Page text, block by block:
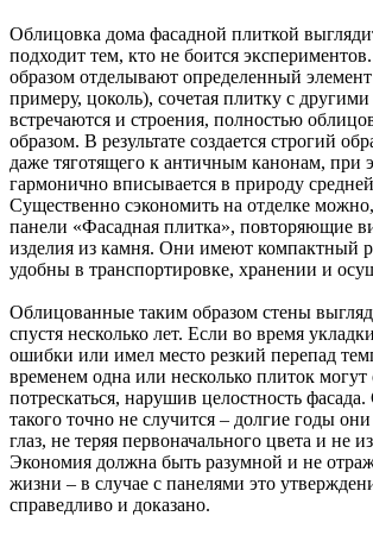
Облицовка дома фасадной плиткой
подходит тем, кто не боится
образом отделывают определенный
примеру, цоколь), сочетая плитку с
встречаются и строения, полностью
образом. В результате создается строгий
даже тяготящего к античным канонам, при
гармонично вписывается в природу
Существенно сэкономить на отделке
панели «Фасадная плитка», повторяющие
изделия из камня. Они имеют компактный
удобны в транспортировке, хранении и
Облицованные таким образом стены
спустя несколько лет. Если во время
ошибки или имел место резкий перепад
временем одна или несколько плиток могут
потрескаться, нарушив целостность
такого точно не случится – долгие годы они
глаз, не теряя первоначального цвета и не
Экономия должна быть разумной и не
жизни – в случае с панелями это
справедливо и доказано.